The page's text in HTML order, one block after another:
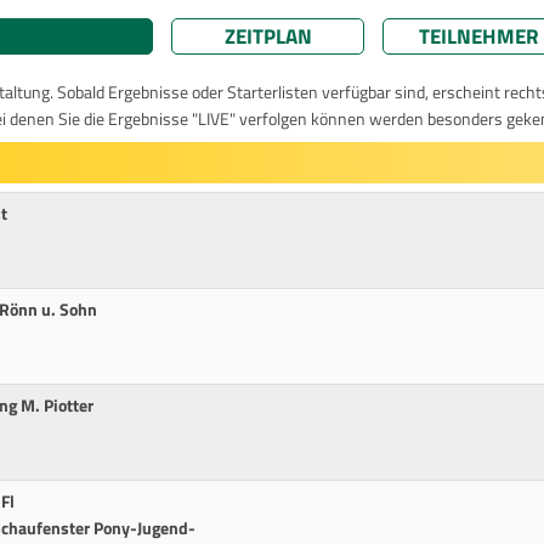
ZEITPLAN TEILNEHMER
Sobald Ergebnisse oder Starterlisten verfügbar sind, erscheint
Sie die Ergebnisse "LIVE" verfolgen können werden besonders
u. Sohn
M. Piotter
Pony-Jugend-